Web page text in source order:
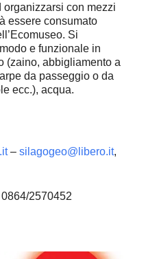
organizzarsi con mezzi
essere consumato
Si
e funzionale in
(zaino, abbigliamento a
da passeggio o da
ecc.), acqua.
– silagogeo@libero.it,
0864/2570452